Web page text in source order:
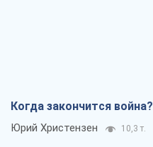
Когда закончится война?
Юрий Христензен 10,3 т.